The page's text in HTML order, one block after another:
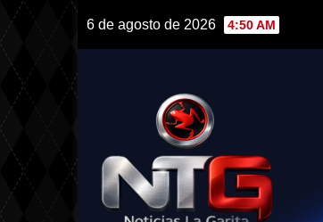
Skip
6 de agosto de 2026 4:50 AM